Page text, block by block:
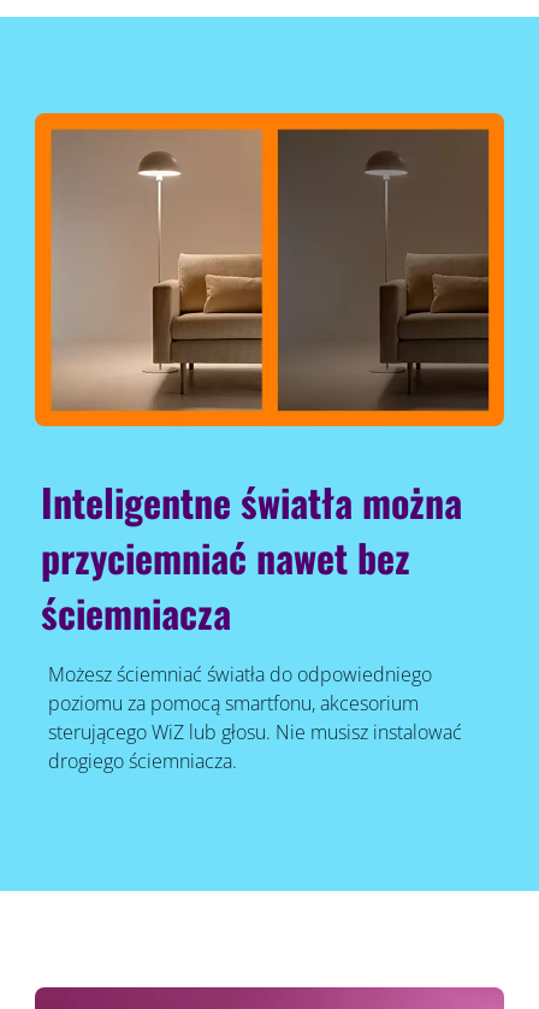
Inteligentne światła można
przyciemniać nawet bez
ściemniacza
Możesz ściemniać światła do odpowiedniego
poziomu za pomocą smartfonu, akcesorium
sterującego WiZ lub głosu. Nie musisz instalować
drogiego ściemniacza.